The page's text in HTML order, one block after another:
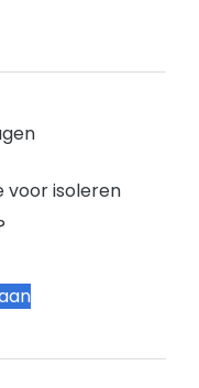
voor isoleren